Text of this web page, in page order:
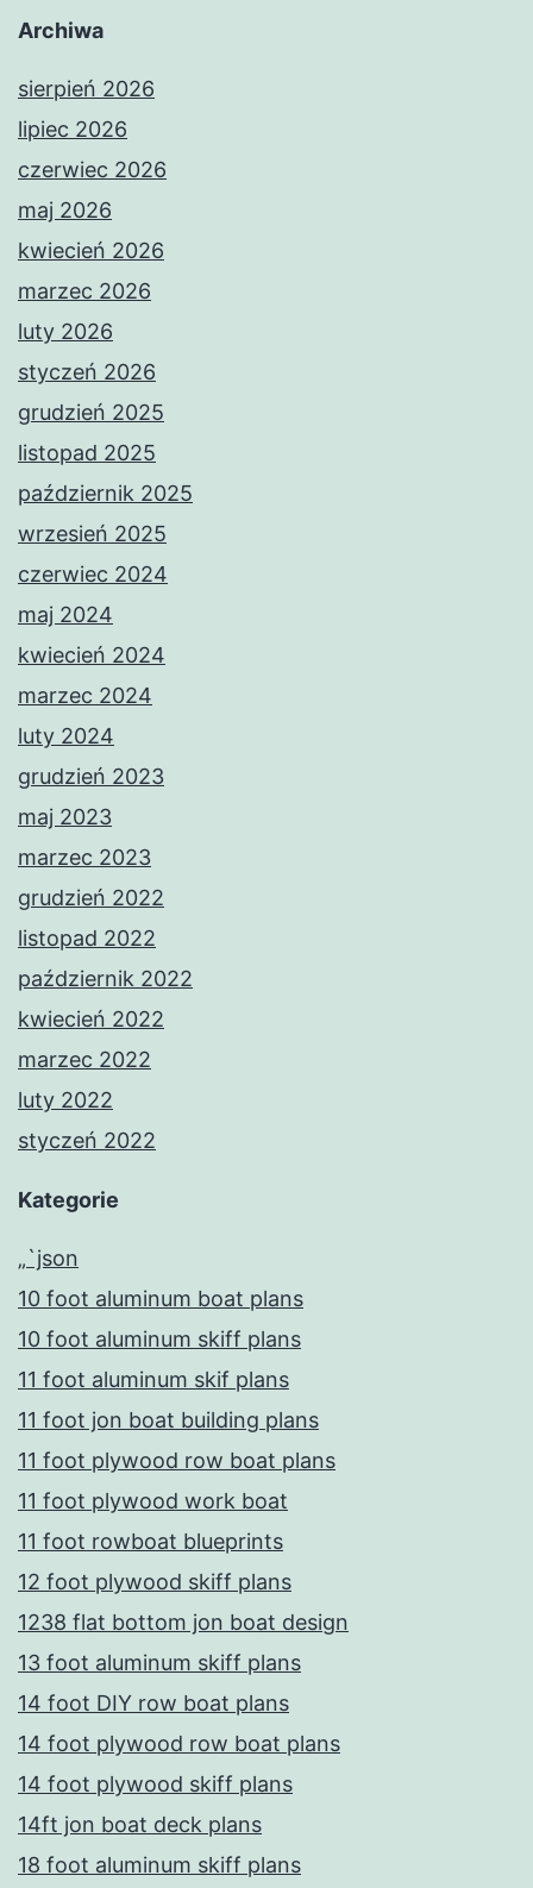
Archiwa
sierpień 2026
lipiec 2026
czerwiec 2026
maj 2026
kwiecień 2026
marzec 2026
luty 2026
styczeń 2026
grudzień 2025
listopad 2025
październik 2025
wrzesień 2025
czerwiec 2024
maj 2024
kwiecień 2024
marzec 2024
luty 2024
grudzień 2023
maj 2023
marzec 2023
grudzień 2022
listopad 2022
październik 2022
kwiecień 2022
marzec 2022
luty 2022
styczeń 2022
Kategorie
„`json
10 foot aluminum boat plans
10 foot aluminum skiff plans
11 foot aluminum skif plans
11 foot jon boat building plans
11 foot plywood row boat plans
11 foot plywood work boat
11 foot rowboat blueprints
12 foot plywood skiff plans
1238 flat bottom jon boat design
13 foot aluminum skiff plans
14 foot DIY row boat plans
14 foot plywood row boat plans
14 foot plywood skiff plans
14ft jon boat deck plans
18 foot aluminum skiff plans